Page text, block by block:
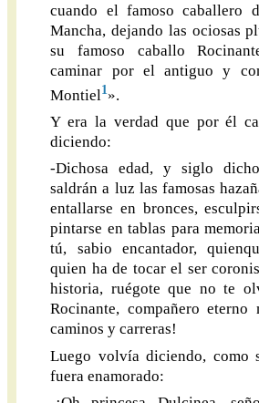
cuando el famoso caballero
Mancha, dejando las ociosas
su famoso caballo
caminar por el antiguo y
Montiel1».
Y era la verdad que por él
diciendo:
-Dichosa edad, y siglo
saldrán a luz las famosas
entallarse en bronces,
pintarse en tablas para
tú, sabio encantador,
quien ha de tocar el ser
historia, ruégote que no te
Rocinante, compañero
caminos y carreras!
Luego volvía diciendo, como
fuera enamorado: